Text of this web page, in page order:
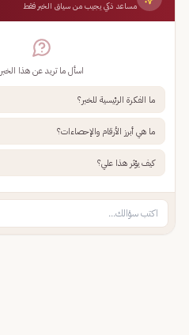
مساعد ذكي يجيب من سياق الخبر فقط
اسأل ما تريد عن هذا الخبر
ما الفكرة الرئيسية للخبر؟
ما هي أبرز الأرقام والإحصاءات؟
كيف يؤثر هذا علي؟